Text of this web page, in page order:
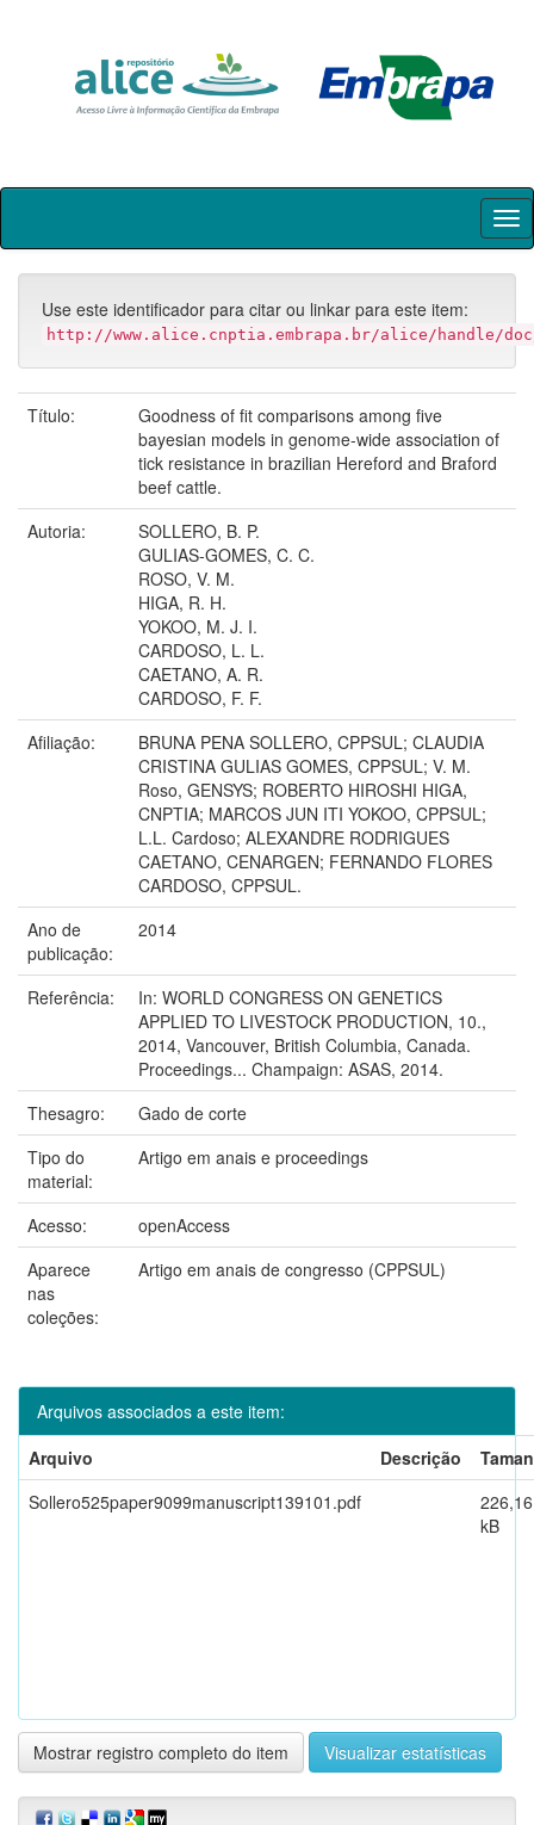
Skip
Use este identificador para citar ou linkar para este item:
http://www.alice.cnptia.embrapa.br/alice/handle/
Título:
Goodness of fit comparisons among five
bayesian models in genome-wide association of
tick resistance in brazilian Hereford and Braford
beef cattle.
Autoria:
SOLLERO, B. P.
GULIAS-GOMES, C. C.
ROSO, V. M.
HIGA, R. H.
YOKOO, M. J. I.
CARDOSO, L. L.
CAETANO, A. R.
CARDOSO, F. F.
Afiliação:
BRUNA PENA SOLLERO, CPPSUL; CLAUDIA
CRISTINA GULIAS GOMES, CPPSUL; V. M.
Roso, GENSYS; ROBERTO HIROSHI HIGA,
CNPTIA; MARCOS JUN ITI YOKOO, CPPSUL;
L.L. Cardoso; ALEXANDRE RODRIGUES
CAETANO, CENARGEN; FERNANDO FLORES
CARDOSO, CPPSUL.
Ano de
publicação:
2014
Referência:
In: WORLD CONGRESS ON GENETICS
APPLIED TO LIVESTOCK PRODUCTION, 10.,
2014, Vancouver, British Columbia, Canada.
Proceedings... Champaign: ASAS, 2014.
Thesagro:
Gado de corte
Tipo do
material:
Artigo em anais e proceedings
Acesso:
openAccess
Aparece
nas
coleções:
Artigo em anais de congresso (CPPSUL)
Arquivos associados a este item:
Arquivo
Descrição
Sollero525paper9099manuscript139101.pdf
226,16
kB
Mostrar registro completo do item Visualizar estatísticas